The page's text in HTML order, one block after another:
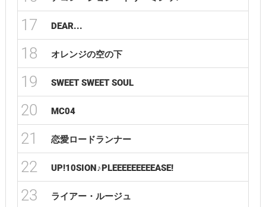
17 DEAR...
18 オレンジの空の下
19 SWEET SWEET SOUL
20 MC04
21 恋愛ロードランナー
22 UP!10SION♪PLEEEEEEEEEASE!
23 ライアー・ルージュ